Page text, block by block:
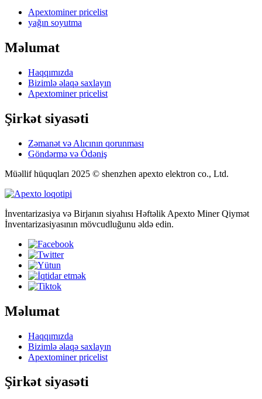
Apextominer pricelist
yağın soyutma
Məlumat
Haqqımızda
Bizimlə əlaqə saxlayın
Apextominer pricelist
Şirkət siyasəti
Zəmanət və Alıcının qorunması
Göndərmə və Ödəniş
Müəllif hüquqları 2025 © shenzhen apexto elektron co., Ltd.
İnventarizasiya və Birjanın siyahısı Həftəlik Apexto Miner Qiymət
İnventarizasiyasının mövcudluğunu əldə edin.
Məlumat
Haqqımızda
Bizimlə əlaqə saxlayın
Apextominer pricelist
Şirkət siyasəti